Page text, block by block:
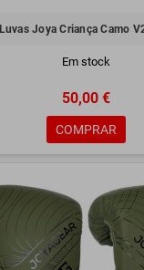
Luvas Joya Criança Camo
Em stock
50,00 €
COMPRAR